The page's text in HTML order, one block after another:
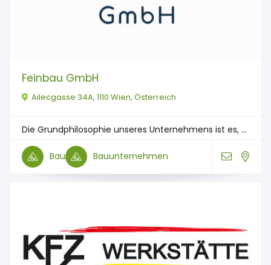
Feinbau GmbH
Ailecgasse 34A, 1110 Wien, Österreich
Die Grundphilosophie unseres Unternehmens ist es, ...
Bau Bauunternehmen